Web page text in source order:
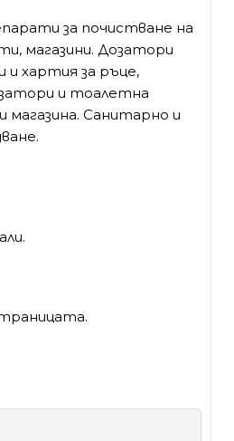
за почистване на
магазини. Дозатори
и хартия за ръце,
и тоалетна
магазина. Санитарно и